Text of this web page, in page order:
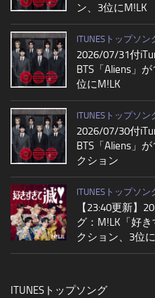
ン、3位にM!LK
ITUNESトップソ
2026/07/31付
BTS「Aliens」
位にM!LK
ITUNESトップソ
2026/07/30付
BTS「Aliens」
クション
ITUNESトップソ
【23:40更新】
グ：M!LK「好
クション、3位
ITUNESトップソング